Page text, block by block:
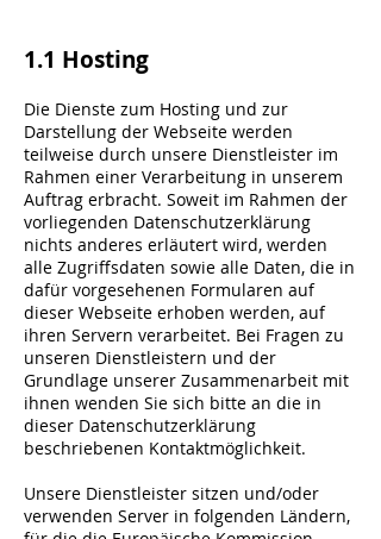
1.1 Hosting
Die Dienste zum Hosting und zur
Darstellung der Webseite werden
teilweise durch unsere Dienstleister im
Rahmen einer Verarbeitung in unserem
Auftrag erbracht. Soweit im Rahmen der
vorliegenden Datenschutzerklärung
nichts anderes erläutert wird, werden
alle Zugriffsdaten sowie alle Daten, die in
dafür vorgesehenen Formularen auf
dieser Webseite erhoben werden, auf
ihren Servern verarbeitet. Bei Fragen zu
unseren Dienstleistern und der
Grundlage unserer Zusammenarbeit mit
ihnen wenden Sie sich bitte an die in
dieser Datenschutzerklärung
beschriebenen Kontaktmöglichkeit.
Unsere Dienstleister sitzen und/oder
verwenden Server in folgenden Ländern,